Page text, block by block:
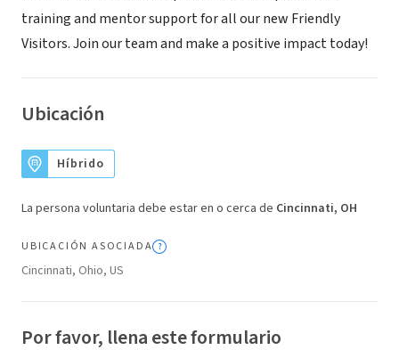
training and mentor support for all our new Friendly
Visitors. Join our team and make a positive impact today!
Ubicación
Híbrido
La persona voluntaria debe estar en o cerca de Cincinnati, OH
UBICACIÓN ASOCIADA
Cincinnati, Ohio, US
Por favor, llena este formulario